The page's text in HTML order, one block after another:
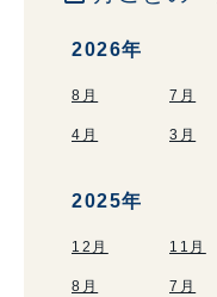
2026年
8月 7月
4月 3月
2025年
12月 11月
8月 7月